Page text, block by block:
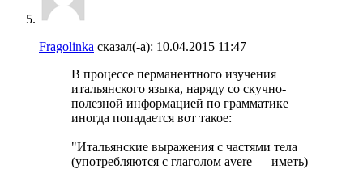
Fragolinka сказал(-а): 10.04.2015 11:47
В процессе перманентного изучения
итальянского языка, наряду со скучно-
полезной информацией по грамматике
иногда попадается вот такое:
"Итальянские выражения с частями тела
(употребляются с глаголом avere — иметь)